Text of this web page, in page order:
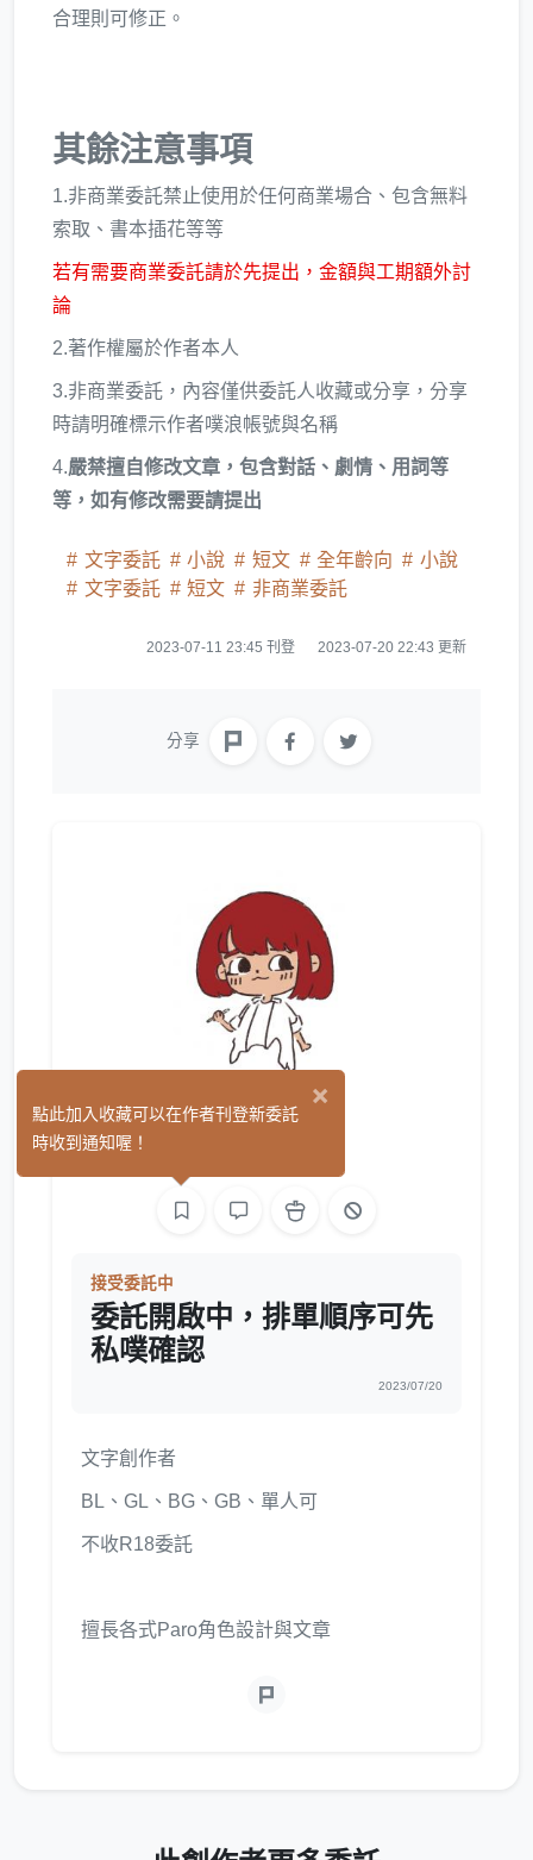
合理則可修正。
其餘注意事項
1.非商業委託禁止使用於任何商業場合、包含無料
索取、書本插花等等
若有需要商業委託請於先提出，金額與工期額外討
論
2.著作權屬於作者本人
3.非商業委託，內容僅供委託人收藏或分享，分享
時請明確標示作者噗浪帳號與名稱
4.嚴禁擅自修改文章，包含對話、劇情、用詞等
等，如有修改需要請提出
文字委託 小說 短文 全年齡向
小說
文字委託
短文 非商業委託
2023-07-11 23:45 刊登 2023-07-20 22:43 更新
分享
過路人
接受委託中
委託開啟中，排單順序可先
私噗確認
2023/07/20
文字創作者
BL、GL、BG、GB、單人可
不收R18委託
擅長各式Paro角色設計與文章
×
點此加入收藏可以在作者刊登新委託
時收到通知喔！